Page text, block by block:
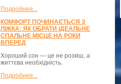
Подробнее...
КОМФОРТ ПОЧИНАЄТЬСЯ З
ЛІЖКА: ЯК ОБРАТИ ІДЕАЛЬНЕ
СПАЛЬНЕ МІСЦЕ НА РОКИ
ВПЕРЕД
Хороший сон — це не розкіш, а
життєва необхідність.
Подробнее...